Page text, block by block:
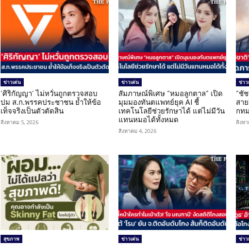
ข่าวเด่น
‘ศิริกัญญา’ ไม่หวั่นถูกตรวจสอบ
ปม ส.ก.พรรคประชาชน ย้ำให้ข้อ
เท็จจริงเป็นตัวตัดสิน
สิงหาคม 5, 2026
ข่าวเด่น
สัมภาษณ์พิเศษ “หมอลูกตาล” เปิด
มุมมองทันตแพทย์ยุค AI ชี้
เทคโนโลยีช่วยรักษาได้ แต่ไม่มีวัน
แทนหมอได้ทั้งหมด
สิงหาคม 4, 2026
ข่าว
“ชั
สา
กท
สิงห
สุขภาพ ข่าวเด่น ข่าว